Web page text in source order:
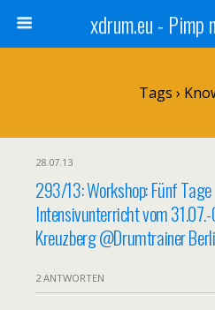
xdrum.eu - Pimp
Tags ›
28.07.13
293/13: Workshop: Fünf Tage
Intensivunterricht vom
Kreuzberg @Drumtrainer
2 ANTWORTEN